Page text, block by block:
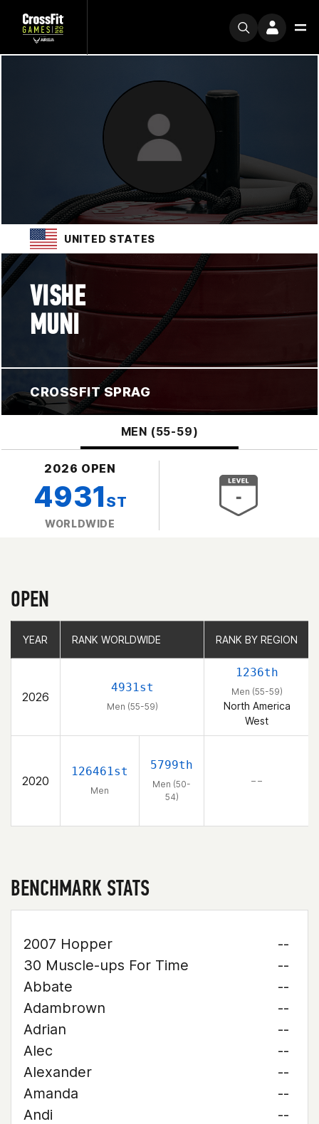
UNITED STATES
VISHE
MUNI
CROSSFIT SPRAG
MEN (55-59)
2026 OPEN
4931 ST
WORLDWIDE
OPEN
YEAR RANK WORLDWIDE RANK BY REGION
2026
4931st
Men (55-59)
1236th
Men (55-59)
North America
West
2020
126461st
Men
5799th
Men (50-
54)
– –
YEAR RANK WORLDWIDE RANK BY REGION
BENCHMARK STATS
2007 Hopper
--
30 Muscle-ups For Time
--
Abbate
--
Adambrown
--
Adrian
--
Alec
--
Alexander
--
Amanda
--
Andi
--